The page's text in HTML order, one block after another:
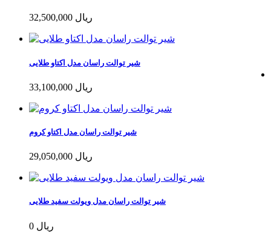
32,500,000 ریال
شیر توالت راسان مدل اکتاو طلایی
33,100,000 ریال
شیر توالت راسان مدل اکتاو کروم
29,050,000 ریال
شیر توالت راسان مدل ویولت سفید طلایی
0 ریال